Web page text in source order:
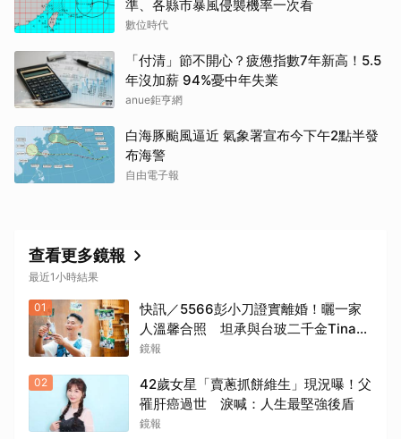
準、各縣市暴風侵襲機率一次看
數位時代
「付清」節不開心？疲憊指數7年新高！5.5
年沒加薪 94%憂中年失業
anue鉅亨網
白海豚颱風逼近 氣象署宣布今下午2點半發
布海警
自由電子報
查看更多鏡報
最近1小時結果
01
快訊／5566彭小刀證實離婚！曬一家
人溫馨合照 坦承與台玻二千金Tina已
分開一段時間
鏡報
02
42歲女星「賣蔥抓餅維生」現況曝！父
罹肝癌過世 淚喊：人生最堅強後盾
鏡報